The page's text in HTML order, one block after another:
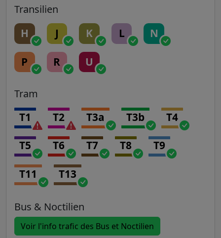
Transilien
H J K L N
P R U
Tram
T1 T2 T3a T3b T4
T5 T6 T7 T8 T9
T11 T13
Bus & Noctilien
Voir l'info trafic des Bus et Noctilien